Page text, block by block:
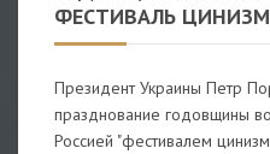
ФЕСТИВАЛЬ
Президент Украины Петр
празднование годовщины
Россией "фестивалем